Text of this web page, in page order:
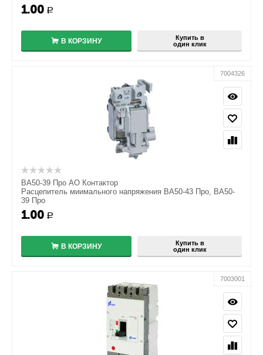
1.00 Р
В КОРЗИНУ
Купить в
один клик
7004326
ВА50-39 Про АО Контактор
Расцепитель миимального напряжения ВА50-43 Про, ВА50-
39 Про
1.00 Р
В КОРЗИНУ
Купить в
один клик
7003001